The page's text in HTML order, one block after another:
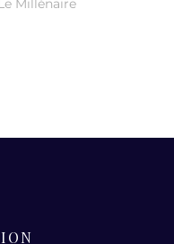
Millénaire